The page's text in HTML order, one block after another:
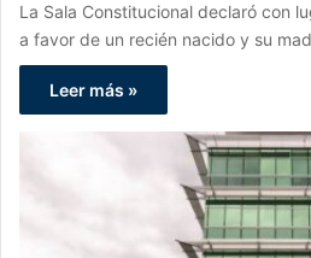
La Sala Constitucional declaró con
a favor de un recién nacido y su
Leer más »